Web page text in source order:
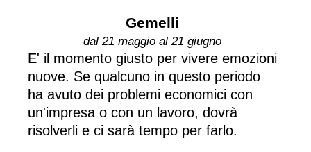
Gemelli
dal 21 maggio al 21 giugno
E' il momento giusto per vivere emozioni
nuove. Se qualcuno in questo periodo
ha avuto dei problemi economici con
un'impresa o con un lavoro, dovrà
risolverli e ci sarà tempo per farlo.